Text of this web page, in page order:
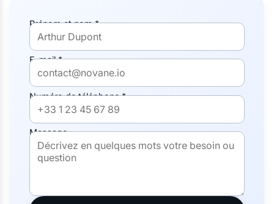
Prénom et nom *
E-mail *
Numéro de téléphone *
Message